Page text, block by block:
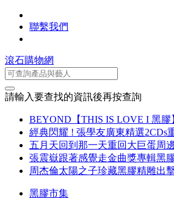
聯繫我們
滾石購物網
請輸入要查找的資訊後再按查詢
BEYOND【THIS IS LOVE I 黑膠
經典閃耀 ! 張學友廣東精選2CDs
五月天回到那一天重回大巨蛋周
張震嶽跟著感覺走金曲獎專輯黑
周杰倫太陽之子珍藏黑膠精雕出擊
黑膠市集